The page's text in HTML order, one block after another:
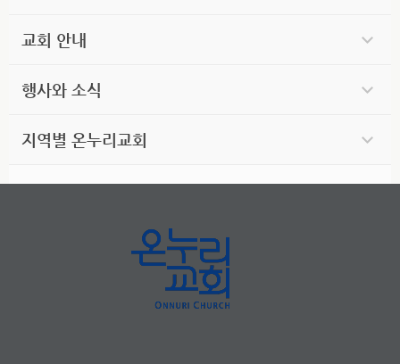
교회 안내
행사와 소식
지역별 온누리교회